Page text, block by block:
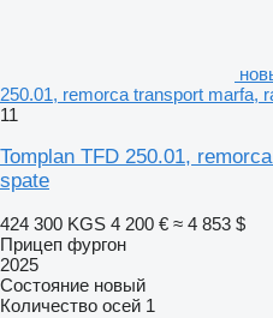
250.01, remorca transport marfa,
11
Tomplan TFD 250.01,
spate
424 300 KGS 4 200 € ≈ 4 853 $
Прицеп фургон
2025
Состояние новый
Количество осей 1